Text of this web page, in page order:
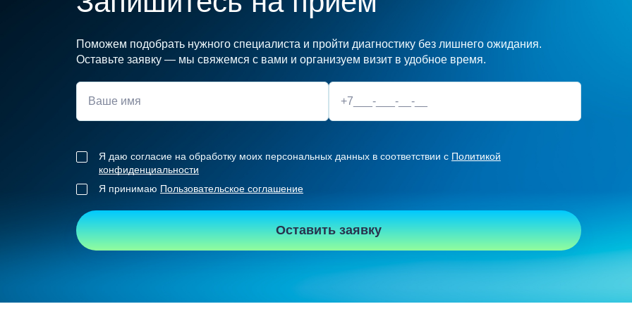
Поможем подобрать нужного специалиста и пройти диагностику без лишнего ожидания.
Оставьте заявку — мы свяжемся с вами и организуем визит в удобное время.
Я даю согласие на обработку моих персональных данных в соответствии с Политикой
конфиденциальности
Я принимаю Пользовательское соглашение
Оставить заявку